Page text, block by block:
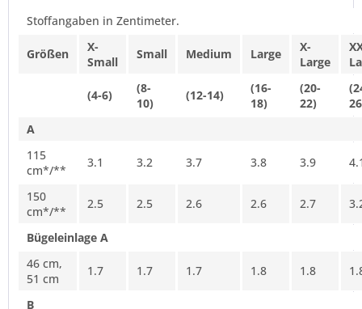
Stoffangaben in Zentimeter.
Größen
X-
Small
Small Medium Large
X-
Large
(4-6)
(8-
10)
(12-14)
(16-
18)
(20-
22)
A
115
cm*/**
3.1 3.2 3.7 3.8 3.9
150
cm*/**
2.5 2.5 2.6 2.6 2.7
Bügeleinlage A
46 cm,
51 cm
1.7 1.7 1.7 1.8 1.8
B